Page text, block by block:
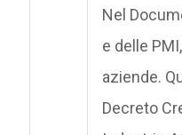
Nel
e delle
aziende.
Decreto